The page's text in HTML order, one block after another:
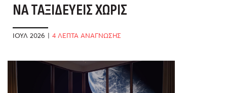
ΝΑ ΤΑΞΙΔΕΎΕΙΣ ΧΩΡΊΣ
ΒΙΑΣΎΝΗ
ΙΟΎΛ 2026 | 4 ΛΕΠΤΑ ΑΝΑΓΝΩΣΗΣ